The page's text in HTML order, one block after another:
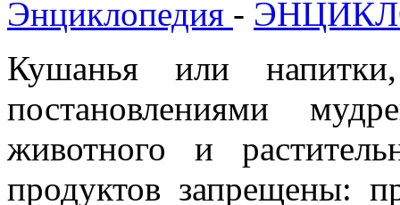
Энциклопедия -
Кушанья или
постановлениями
животного и
продуктов запрещены: